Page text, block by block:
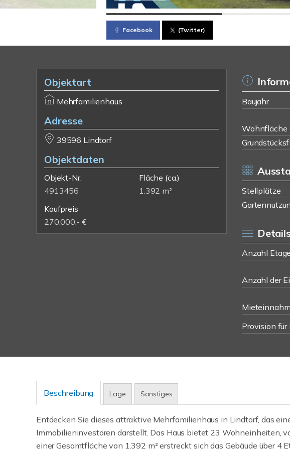
Facebook (Twitter)
Objektart
Mehrfamilienhaus
Adresse
39596 Lindtorf
Objektdaten
Objekt-Nr.
4913456
Fläche (ca.)
1.392 m²
Kaufpreis
270.000,- €
Baujahr
Wohnfläche
Stellplätze
Anzahl
Anzahl der
Provision für
Beschreibung Lage Sonstiges
Entdecken Sie dieses attraktive Mehrfamilienhaus in Lindtorf, das
Immobilieninvestoren darstellt. Das Haus bietet 23 Wohneinheiten,
einer Gesamtfläche von 1.392 m² erstreckt sich das Gebäude über 4